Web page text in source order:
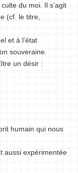
du moi. Il s’agit
(cf. le titre,
et à l’état
souveraine.
un désir :
humain qui nous
aussi expérimentée